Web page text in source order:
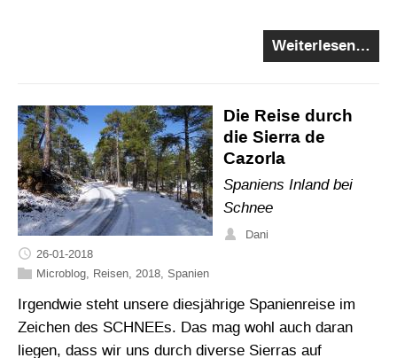
Weiterlesen…
Die Reise durch
die Sierra de
Cazorla
Spaniens Inland bei
Schnee
Dani
26-01-2018
Microblog Reisen 2018 Spanien
Irgendwie steht unsere diesjährige Spanienreise im
Zeichen des SCHNEEs. Das mag wohl auch daran
liegen, dass wir uns durch diverse Sierras auf